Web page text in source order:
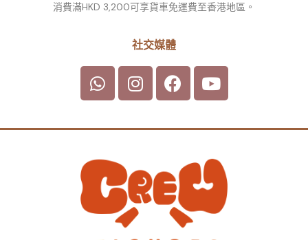
消費滿HKD 3,200可享貨車免運費至香港地區。
社交媒體